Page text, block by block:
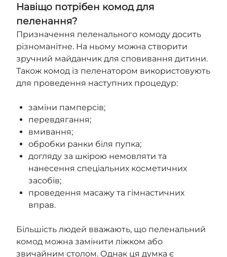
Навіщо потрібен комод для
пеленання?
Призначення пеленального комоду досить
різноманітне. На ньому можна створити
зручний майданчик для сповивання дитини.
Також комод із пеленатором використовують
для проведення наступних процедур:
заміни памперсів;
перевдягання;
вмивання;
обробки ранки біля пупка;
догляду за шкірою немовляти та
нанесення спеціальних косметичних
засобів;
проведення масажу та гімнастичних
вправ.
Більшість людей вважають, що пеленальний
комод можна замінити ліжком або
звичайним столом. Однак ця думка є